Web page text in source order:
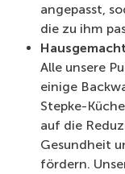
angepasst,
die zu ihm
Alle unsere
einige
Stepke-
auf die
Gesundheit
fördern.